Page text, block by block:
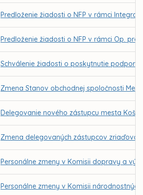
Predloženie žiadosti o NFP v rámci
Predloženie žiadosti o NFP v rámci Op.
Schválenie žiadosti o poskytnutie
Zmena Stanov obchodnej spoločnosti
Delegovanie nového zástupcu mesta
Zmena delegovaných zástupcov
Personálne zmeny v Komisii dopravy a
Personálne zmeny v Komisii